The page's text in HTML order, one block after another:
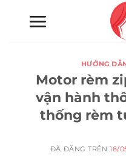
HƯỚNG
Motor rèm
vận hành
thống rèm
ĐÃ ĐĂNG TRÊN18/